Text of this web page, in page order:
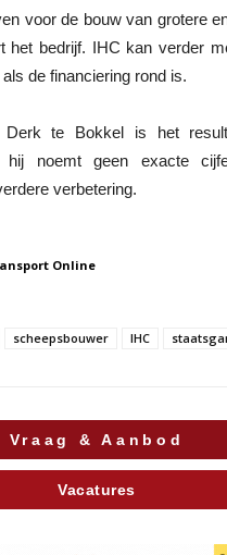
voor de bouw van grotere
het bedrijf. IHC kan verder
de financiering rond is.
Derk te Bokkel is het
hij noemt geen exacte
verbetering.
Online
scheepsbouwer IHC
Vraag & Aanbod
Vacatures